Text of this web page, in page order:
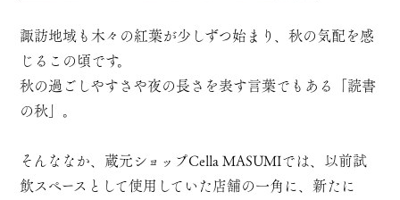
諏訪地域も木々の紅葉が少しずつ始まり、秋の気配を感
じるこの頃です。
秋の過ごしやすさや夜の長さを表す言葉でもある「読書
の秋」。
そんななか、蔵元ショップCella MASUMIでは、以前試
飲スペースとして使用していた店舗の一角に、新たに